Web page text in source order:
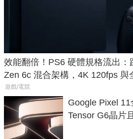
效能翻倍！PS6 硬體規格流出：
Zen 6c 混合架構，4K 120fps 與
遊戲/電競
Google Pixel
Tensor G6晶片